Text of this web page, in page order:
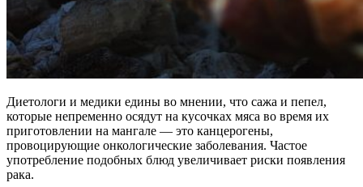
Диетологи и медики едины во мнении, что сажа и пепел,
которые непременно осядут на кусочках мяса во время их
приготовлении на мангале — это канцерогены,
провоцирующие онкологические заболевания. Частое
употребление подобных блюд увеличивает риски появления
рака.